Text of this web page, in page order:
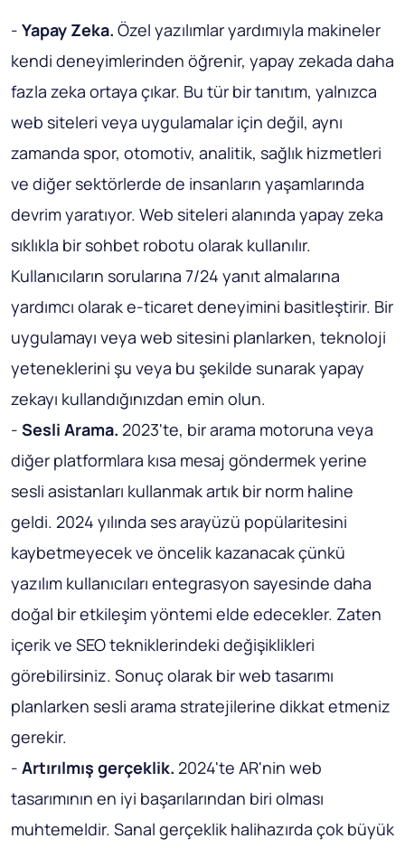
- Yapay Zeka. Özel yazılımlar yardımıyla makineler
kendi deneyimlerinden öğrenir, yapay zekada daha
fazla zeka ortaya çıkar. Bu tür bir tanıtım, yalnızca
web siteleri veya uygulamalar için değil, aynı
zamanda spor, otomotiv, analitik, sağlık hizmetleri
ve diğer sektörlerde de insanların yaşamlarında
devrim yaratıyor. Web siteleri alanında yapay zeka
sıklıkla bir sohbet robotu olarak kullanılır.
Kullanıcıların sorularına 7/24 yanıt almalarına
yardımcı olarak e-ticaret deneyimini basitleştirir. Bir
uygulamayı veya web sitesini planlarken, teknoloji
yeteneklerini şu veya bu şekilde sunarak yapay
zekayı kullandığınızdan emin olun.
- Sesli Arama. 2023'te, bir arama motoruna veya
diğer platformlara kısa mesaj göndermek yerine
sesli asistanları kullanmak artık bir norm haline
geldi. 2024 yılında ses arayüzü popülaritesini
kaybetmeyecek ve öncelik kazanacak çünkü
yazılım kullanıcıları entegrasyon sayesinde daha
doğal bir etkileşim yöntemi elde edecekler. Zaten
içerik ve SEO tekniklerindeki değişiklikleri
görebilirsiniz. Sonuç olarak bir web tasarımı
planlarken sesli arama stratejilerine dikkat etmeniz
gerekir.
- Artırılmış gerçeklik. 2024'te AR'nin web
tasarımının en iyi başarılarından biri olması
muhtemeldir. Sanal gerçeklik halihazırda çok büyük